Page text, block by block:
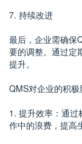
7. 持续改进
最后，企业需确保
要的调整。通过定
提升。
QMS对企业的积极
1. 提升效率：通
作中的浪费，提高